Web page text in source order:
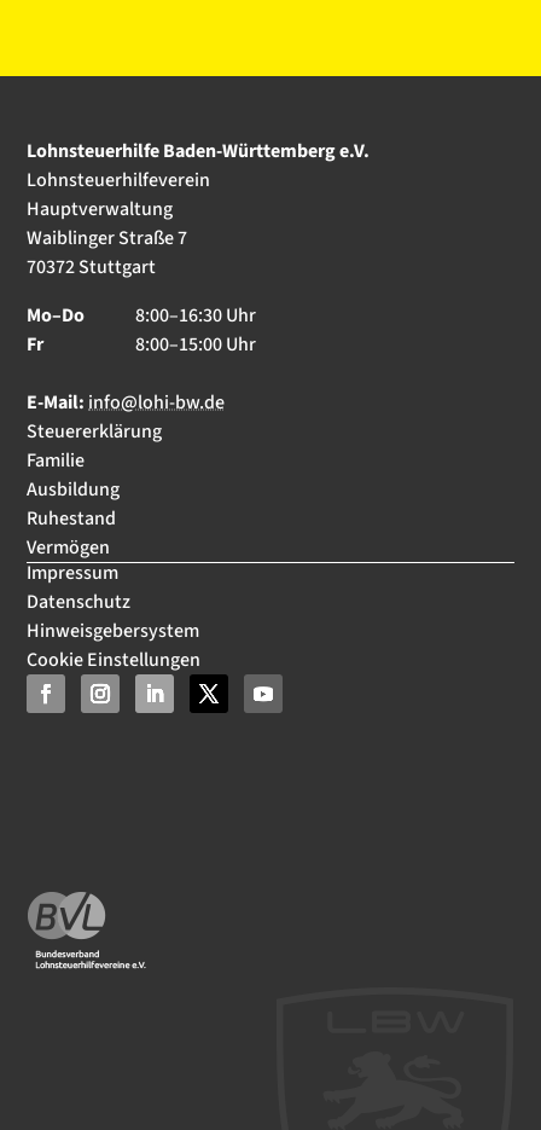
Lohnsteuerhilfe Baden-Württemberg e.V.
Lohnsteuerhilfeverein
Hauptverwaltung
Waiblinger Straße 7
70372 Stuttgart
Mo–Do
8:00–16:30 Uhr
Fr
8:00–15:00 Uhr
E-Mail: info@lohi-bw.de
Steuererklärung
Familie
Ausbildung
Ruhestand
Vermögen
Impressum
Datenschutz
Hinweisgebersystem
Cookie Einstellungen